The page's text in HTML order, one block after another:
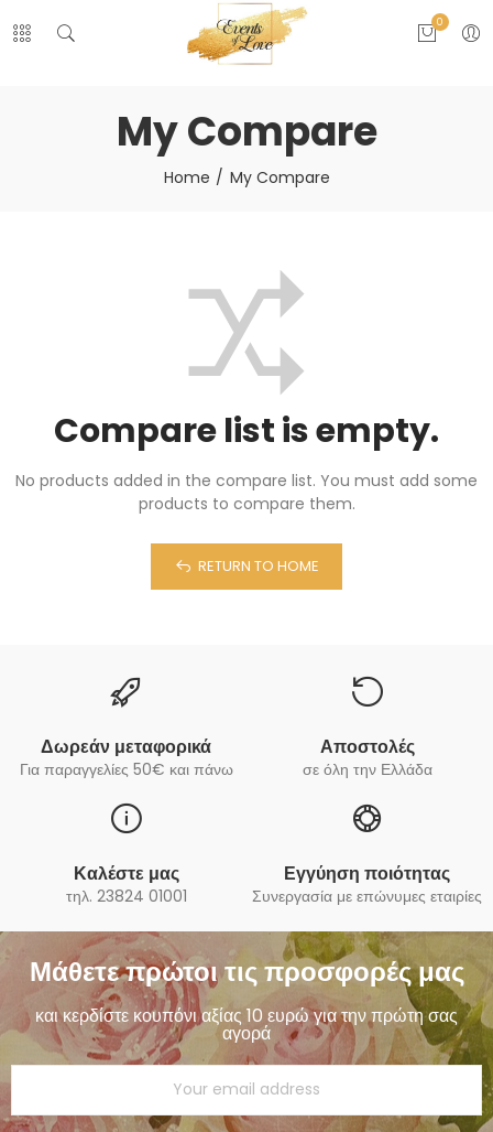
0
My Compare
Home My Compare
Compare list is empty.
No products added in the compare list. You must add some
products to compare them.
RETURN TO HOME
Δωρεάν μεταφορικά
Για παραγγελίες 50€ και πάνω
Αποστολές
σε όλη την Ελλάδα
Καλέστε μας
τηλ. 23824 01001
Εγγύηση ποιότητας
Συνεργασία με επώνυμες εταιρίες
Μάθετε πρώτοι τις προσφορές μας
και κερδίστε κουπόνι αξίας 10 ευρώ για την πρώτη σας
αγορά